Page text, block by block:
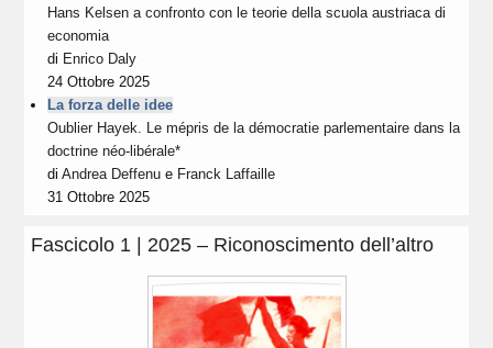
Hans Kelsen a confronto con le teorie della scuola austriaca di
economia
di Enrico Daly
24 Ottobre 2025
La forza delle idee
Oublier Hayek. Le mépris de la démocratie parlementaire dans la
doctrine néo-libérale*
diAndrea Deffenu e Franck Laffaille
31 Ottobre 2025
Fascicolo 1 | 2025 – Riconoscimento dell’altro